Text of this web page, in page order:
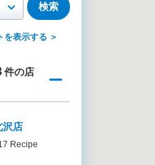
検索
を表示する ＞
件の店
沢店
Recipe